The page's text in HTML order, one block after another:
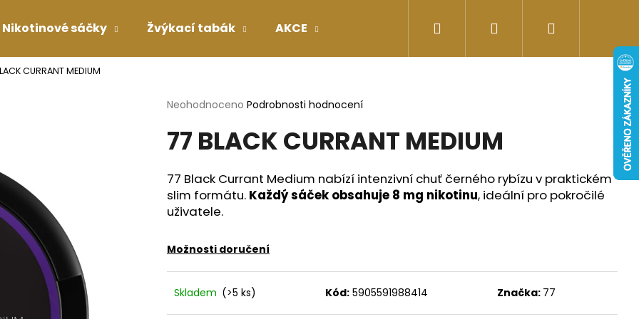
Nikotinové sáčky Žvýkací tabák AKCE Doplňky stravy Energy-kofeinové
Přihlášení
CURRANT MEDIUM
Průměrné
produktu
je
z
5
hvězdiček.
Neohodnoceno Podrobnosti hodnocení
77 BLACK CURRANT MEDIUM
77 Black Currant Medium nabízí intenzivní chuť černého rybízu v praktickém
slim formátu. Každý sáček obsahuje 8 mg nikotinu, ideální pro pokročilé
uživatele.
Možnosti doručení
Skladem (>5 ks) Kód: 5905591988414 Značka: 77
Co potřebujete najít?
HLEDAT